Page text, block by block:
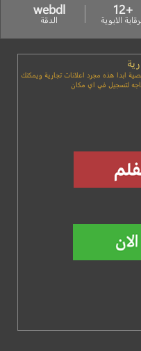
+12
الابوية
webdl
الدقة
ابدا هذه مجرد اعلانات تجارية ويمكنك
حاجه لتسجيل في اي مكان